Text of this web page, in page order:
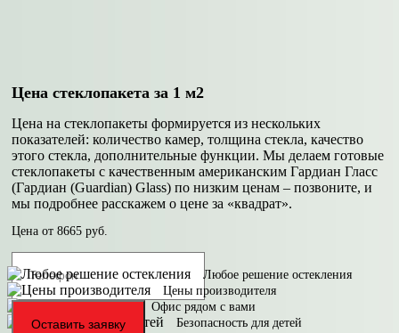
Цена стеклопакета за 1 м2
Цена на стеклопакеты формируется из нескольких
показателей: количество камер, толщина стекла, качество
этого стекла, дополнительные функции. Мы делаем готовые
стеклопакеты с качественным американским Гардиан Гласс
(Гардиан (Guardian) Glass) по низким ценам – позвоните, и
мы подробнее расскажем о цене за «квадрат».
Цена от 8665 руб.
Оставить заявку
Любое решение остекления
Цены производителя
Офис рядом с вами
Безопасность для детей